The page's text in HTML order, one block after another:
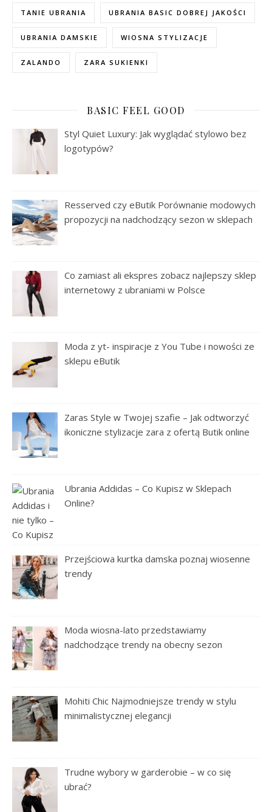
TANIE UBRANIA UBRANIA BASIC DOBREJ JAKOŚCI
UBRANIA DAMSKIE WIOSNA STYLIZACJE
ZALANDO ZARA SUKIENKI
BASIC FEEL GOOD
Styl Quiet Luxury: Jak wyglądać stylowo bez
logotypów?
Resserved czy eButik Porównanie modowych
propozycji na nadchodzący sezon w sklepach
Co zamiast ali ekspres zobacz najlepszy sklep
internetowy z ubraniami w Polsce
Moda z yt- inspiracje z You Tube i nowości ze
sklepu eButik
Zaras Style w Twojej szafie – Jak odtworzyć
ikoniczne stylizacje zara z ofertą Butik online
Ubrania Addidas – Co Kupisz w Sklepach
Online?
Przejściowa kurtka damska poznaj wiosenne
trendy
Moda wiosna-lato przedstawiamy
nadchodzące trendy na obecny sezon
Mohiti Chic Najmodniejsze trendy w stylu
minimalistycznej elegancji
Trudne wybory w garderobie – w co się
ubrać?